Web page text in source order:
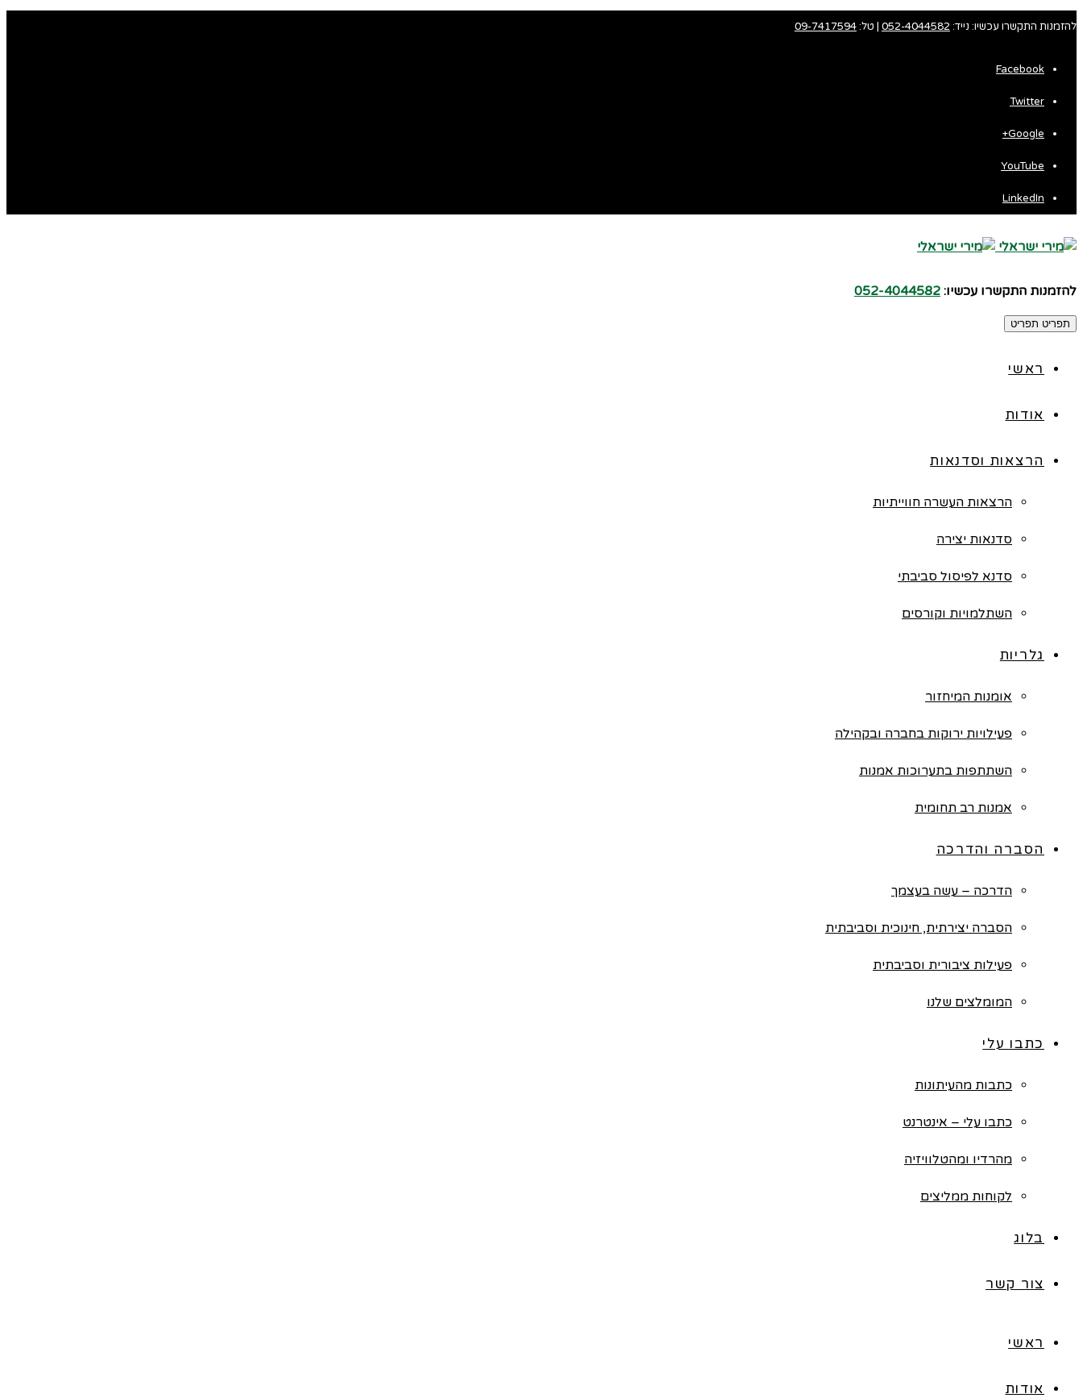
להזמנות התקשרו עכשיו: נייד: 052-4044582 | טל:09-7417594
Facebook
Twitter
Google+
YouTube
LinkedIn
להזמנות התקשרו עכשיו: 052-4044582
תפריט תפריט
ראשי
אודות
הרצאות וסדנאות
הרצאות העשרה חווייתיות
סדנאות יצירה
סדנא לפיסול סביבתי
השתלמויות וקורסים
גלריות
אומנות המיחזור
פעילויות ירוקות בחברה ובקהילה
השתתפות בתערוכות אמנות
אמנות רב תחומית
הסברה והדרכה
הדרכה – עשה בעצמך
הסברה יצירתית, חינוכית וסביבתית
פעילות ציבורית וסביבתית
המומלצים שלנו
כתבו עלי
כתבות מהעיתונות
כתבו עלי – אינטרנט
מהרדיו ומהטלוויזיה
לקוחות ממליצים
בלוג
צור קשר
ראשי
אודות